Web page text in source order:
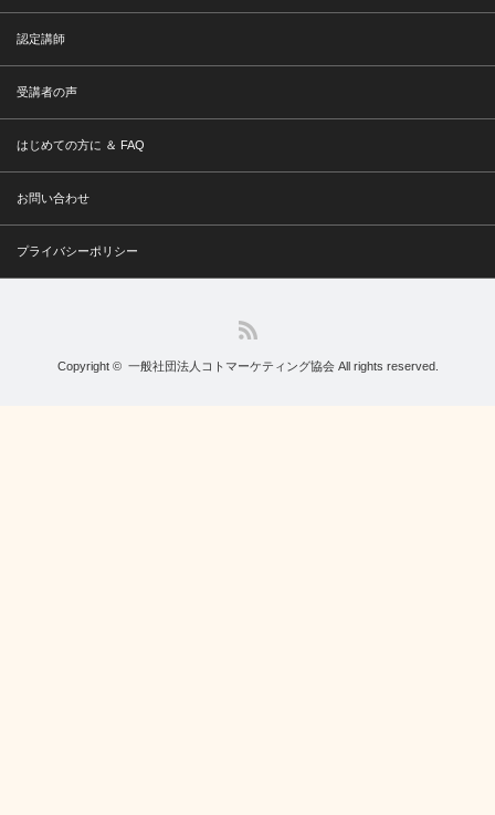
認定講師
受講者の声
はじめての方に ＆ FAQ
お問い合わせ
プライバシーポリシー
Copyright © 一般社団法人コトマーケティング協会All rights reserved.